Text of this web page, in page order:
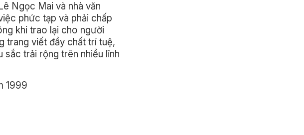
Ngọc Mai và nhà văn
phức tạp và phải chấp
khi trao lại cho người
trang viết đầy chất trí tuệ,
sắc trải rộng trên nhiều lĩnh
1999